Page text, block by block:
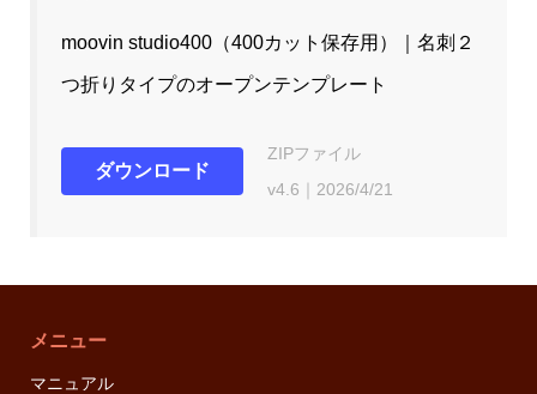
moovin studio400（400カット保存用）｜名刺２
つ折りタイプのオープンテンプレート
ダウンロード
ZIPファイル
v4.6｜2026/4/21
メニュー
マニュアル